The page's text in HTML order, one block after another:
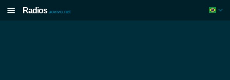
Radios aovivo.net